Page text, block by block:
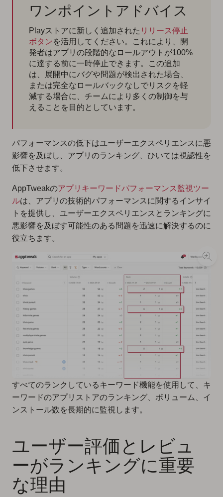
ワンポイントアドバイス
Playストアに新しく追加された リリース停止
ボタンを活用してください。これにより、開
発者はアプリの段階的なロールアウトが100%
に達する前に一時停止できます。この追加
は、展開中にバグや問題が検出された場合、
または完全なロールバックなしでリスクを軽
減する場合に、チームにより多くの制御を与
えることを目的としています。
パフォーマンスの低下はユーザーエクスペリエンスに悪
影響を及ぼし、アプリのランキング、ひいては視認性を
低下させます。
AppTweakのアプリキーワードパフォーマンス監視ツー
ルは、アプリの技術的パフォーマンスに関するインサイ
トを提供し、ユーザーエクスペリエンスとランキングに
悪影響を及ぼす可能性のある問題を迅速に解決するのに
役立ちます。
すべてのランクしているキーワード機能を使用して、キ
ーワードのアプリストアのランキング、ボリューム、イ
ンストール数を長期的に監視します。
ユーザー評価とレビュ
ーがランキングに重要
な理由